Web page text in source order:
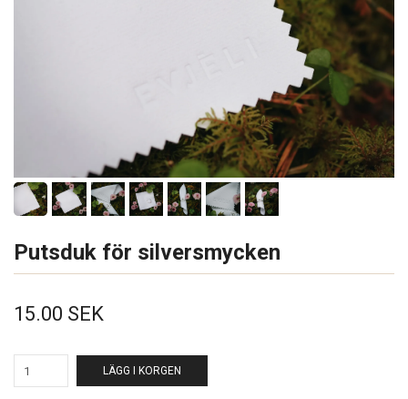
Putsduk för silversmycken
15.00 SEK
LÄGG I KORGEN